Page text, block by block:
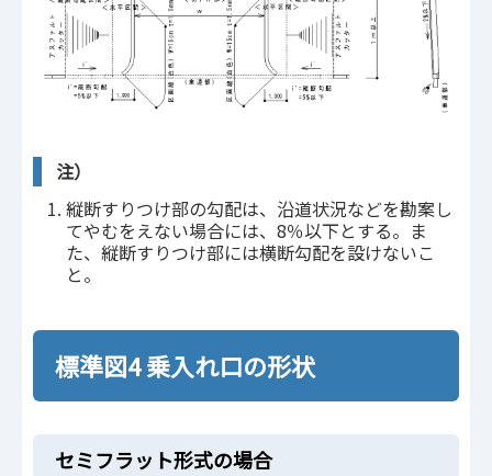
注）
縦断すりつけ部の勾配は、沿道状況などを勘案し
てやむをえない場合には、8％以下とする。ま
た、縦断すりつけ部には横断勾配を設けないこ
と。
標準図4 乗入れ口の形状
セミフラット形式の場合